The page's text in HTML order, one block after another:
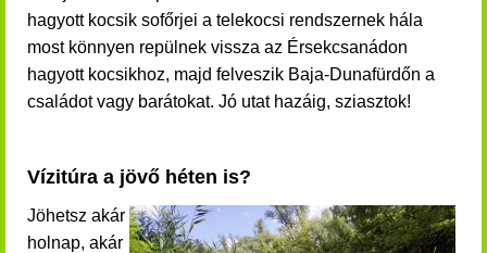
hagyott kocsik sofőrjei a telekocsi rendszernek hála
most könnyen repülnek vissza az Érsekcsanádon
hagyott kocsikhoz, majd felveszik Baja-Dunafürdőn a
családot vagy barátokat. Jó utat hazáig, sziasztok!
Vízitúra a jövő héten is?
Jöhetsz akár
holnap, akár